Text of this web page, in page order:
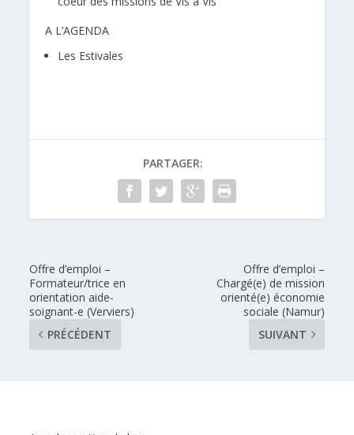
A L’AGENDA
Les Estivales
PARTAGER:
Offre d’emploi –
Formateur/trice en
orientation aide-
soignant-e (Verviers)
PRÉCÉDENT
Offre d’emploi –
Chargé(e) de mission
orienté(e) économie
sociale (Namur)
SUIVANT